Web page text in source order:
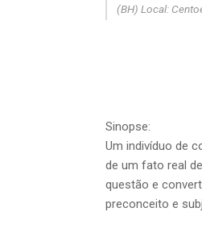
(BH) Local:
Sinopse:
Um indivíduo de
de um fato real
questão e
preconceito e